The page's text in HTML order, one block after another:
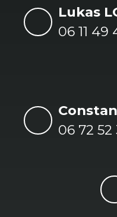
Lukas
06 11 49
06 72 52